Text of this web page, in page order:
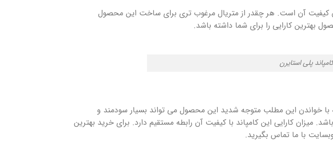
کیفیت آن است. هر چقدر از متریال مرغوب تری برای ساخت این محصول
بهترین کارایی را برای شما داشته باشد.
پلی استایرن
با خواندن این مطلب متوجه شدید این محصول می تواند بسیار سودمند و
میزان کارایی این کامپاند با کیفیت آن رابطه مستقیم دارد. برای خرید بهترین
با ما تماس بگیرید.